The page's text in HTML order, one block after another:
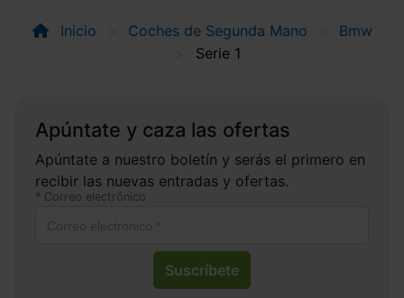
Inicio Coches de Segunda Mano
Bmw
Serie 1
Apúntate y caza las ofertas
Apúntate a nuestro boletín y serás el primero en
recibir las nuevas entradas y ofertas.
Correo electrónico
Suscríbete